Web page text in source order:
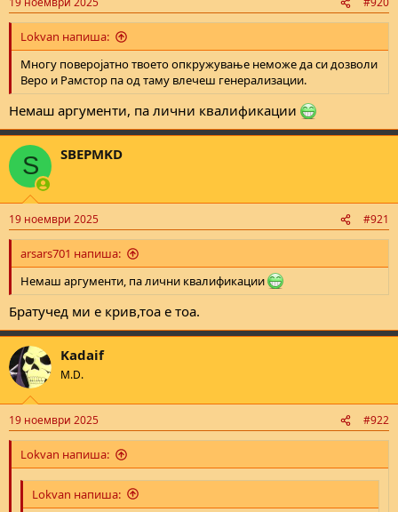
можеш да ме пратиш, затоа што измамата така функционира.
Прочитај ги мислењата само од форумот, од страница 1 до сега,
и ќе ти стане јасно.
Lokvan напиша:
Многу поверојатно твоето опкружување неможе да си дозволи
Веро и Рамстор па од таму влечеш генерализации.
Немаш аргументи, па лични квалификации
S SBEPMKD
19 ноември 2025 #921
arsars701 напиша:
Немаш аргументи, па лични квалификации
Братучед ми е крив,тоа е тоа.
Kadaif
M.D.
19 ноември 2025 #922
Lokvan напиша:
Lokvan напиша: